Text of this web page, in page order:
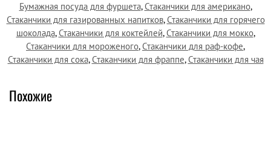
Бумажная посуда для фуршета,Стаканчики для американо,
Стаканчики для газированных напитков,Стаканчики для горячего
шоколада,Стаканчики для коктейлей,Стаканчики для мокко,
Стаканчики для мороженого,Стаканчики для раф-кофе,
Стаканчики для сока,Стаканчики для фраппе,Стаканчики для чая
Похожие